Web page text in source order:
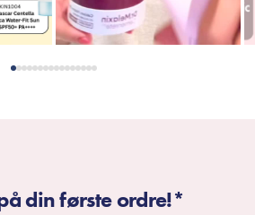
din første ordre!*